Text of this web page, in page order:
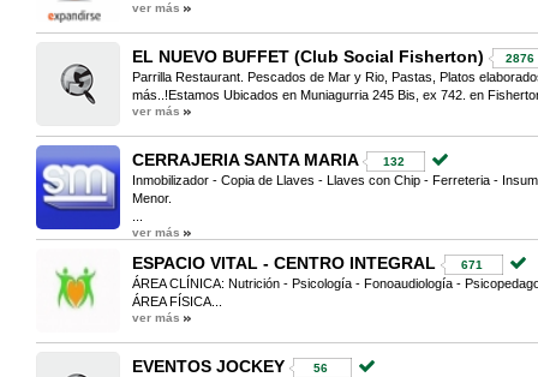
ver más
EL NUEVO BUFFET (Club Social Fisherton) 2876
Parrilla Restaurant. Pescados de Mar y Rio, Pastas, Platos
más..!Estamos Ubicados en Muniagurria 245 Bis, ex 742. en
ver más
CERRAJERIA SANTA MARIA 132
Inmobilizador - Copia de Llaves - Llaves con Chip - Ferreteria -
Menor.
ver más
ESPACIO VITAL - CENTRO INTEGRAL 671
ÁREA CLÍNICA: Nutrición - Psicología - Fonoaudiología -
ÁREA FÍSICA...
ver más
EVENTOS JOCKEY 56